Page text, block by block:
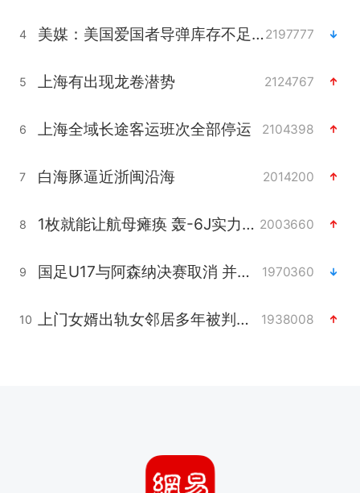
4 美媒：美国爱国者导弹库存不足1700枚2197777
5 上海有出现龙卷潜势 2124767
6 上海全域长途客运班次全部停运 2104398
7 白海豚逼近浙闽沿海 2014200
8 1枚就能让航母瘫痪 轰-6J实力有多强 2003660
9 国足U17与阿森纳决赛取消 并列冠军 1970360
10 上门女婿出轨女邻居多年被判重婚罪 1938008